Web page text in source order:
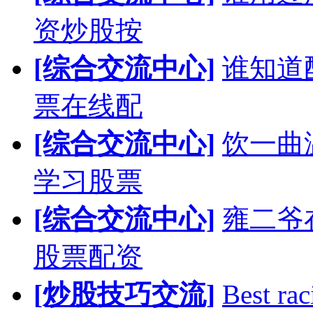
资炒股按
[综合交流中心] 谁知道
票在线配
[综合交流中心] 饮一曲
学习股票
[综合交流中心] 雍二爷
股票配资
[炒股技巧交流] Best